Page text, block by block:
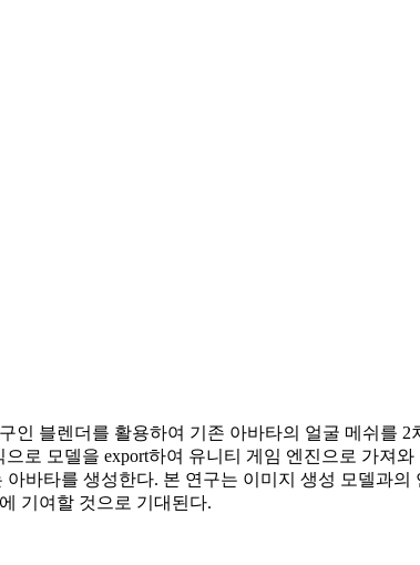
인 블렌더를 활용하여 기존 아바타의 얼굴 메쉬를 2
로 모델을 export하여 유니티 게임 엔진으로 가져
바타를 생성한다. 본 연구는 이미지 생성 모델과의
기여할 것으로 기대된다.